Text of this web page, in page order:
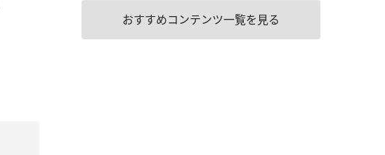
おすすめコンテンツ一覧を見る